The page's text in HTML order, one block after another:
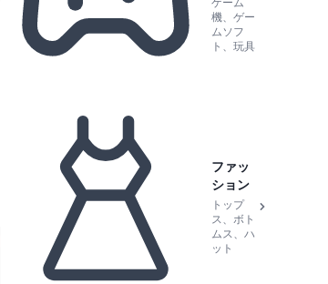
ゲーム
機、ゲー
ムソフ
ト、玩具
ファッ
ション
トップ
ス、ボト
ムス、ハ
ット